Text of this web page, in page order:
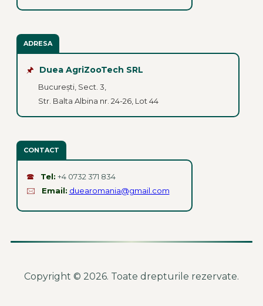
ADRESA
🖈 Duea AgriZooTech SRL
București, Sect. 3,
Str. Balta Albina nr. 24-26, Lot 44
CONTACT
🕿 Tel: +4 0732 371 834
🖂
Email: duearomania@gmail.com
Copyright © 2026. Toate drepturile rezervate.